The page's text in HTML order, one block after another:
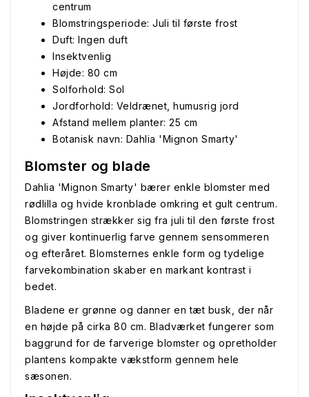
centrum
Blomstringsperiode: Juli til første frost
Duft: Ingen duft
Insektvenlig
Højde: 80 cm
Solforhold: Sol
Jordforhold: Veldrænet, humusrig jord
Afstand mellem planter: 25 cm
Botanisk navn: Dahlia 'Mignon Smarty'
Blomster og blade
Dahlia 'Mignon Smarty' bærer enkle blomster med
rødlilla og hvide kronblade omkring et gult centrum.
Blomstringen strækker sig fra juli til den første frost
og giver kontinuerlig farve gennem sensommeren
og efteråret. Blomsternes enkle form og tydelige
farvekombination skaber en markant kontrast i
bedet.
Bladene er grønne og danner en tæt busk, der når
en højde på cirka 80 cm. Bladværket fungerer som
baggrund for de farverige blomster og opretholder
plantens kompakte vækstform gennem hele
sæsonen.